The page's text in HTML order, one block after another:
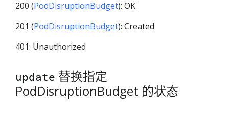
200 (PodDisruptionBudget): OK
201 (PodDisruptionBudget): Created
401: Unauthorized
update 替换指定
PodDisruptionBudget 的状态